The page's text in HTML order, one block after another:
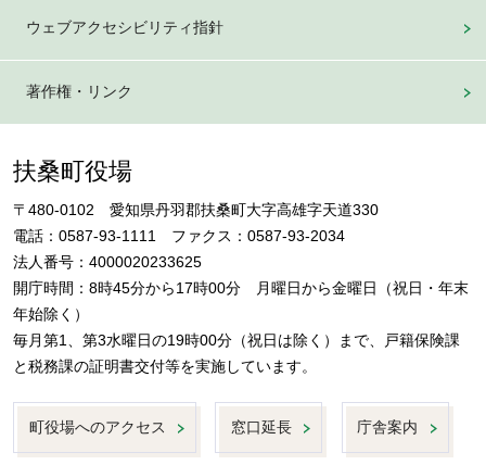
ウェブアクセシビリティ指針
著作権・リンク
扶桑町役場
〒480-0102 愛知県丹羽郡扶桑町大字高雄字天道330
電話：0587-93-1111 ファクス：0587-93-2034
法人番号：4000020233625
開庁時間：8時45分から17時00分 月曜日から金曜日（祝日・年末
年始除く）
毎月第1、第3水曜日の19時00分（祝日は除く）まで、戸籍保険課
と税務課の証明書交付等を実施しています。
町役場へのアクセス 窓口延長 庁舎案内